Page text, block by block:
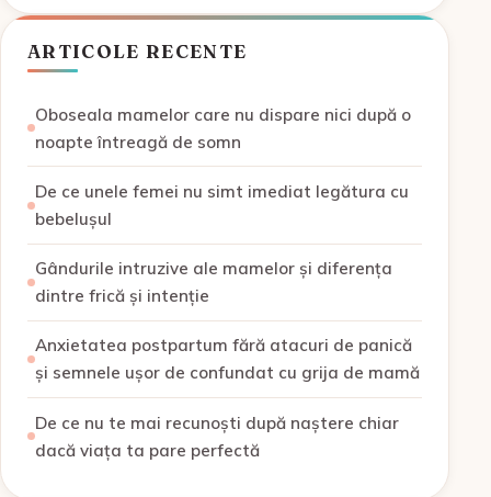
ARTICOLE RECENTE
Oboseala mamelor care nu dispare nici după o
noapte întreagă de somn
De ce unele femei nu simt imediat legătura cu
bebelușul
Gândurile intruzive ale mamelor și diferența
dintre frică și intenție
Anxietatea postpartum fără atacuri de panică
și semnele ușor de confundat cu grija de mamă
De ce nu te mai recunoști după naștere chiar
dacă viața ta pare perfectă